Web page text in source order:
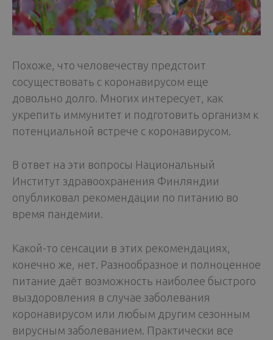
Похоже, что человечеству предстоит
сосуществовать с коронавирусом еще
довольно долго. Многих интересует, как
укрепить иммунитет и подготовить организм к
потенциальной встрече с коронавирусом.
В ответ на эти вопросы Национальный
Институт здравоохранения Финляндии
опубликовал рекомендации по питанию во
время пандемии.
Какой-то сенсации в этих рекомендациях,
конечно же, нет. Разнообразное и полноценное
питание даёт возможность наиболее быстрого
выздоровления в случае заболевания
коронавирусом или любым другим сезонным
вирусным заболеванием. Практически все